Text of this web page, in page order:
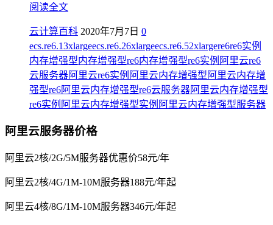
阅读全文
云计算百科 2020年7月7日 0
ecs.re6.13xlargeecs.re6.26xlargeecs.re6.52xlargere6re6实例
内存增强型内存增强型re6内存增强型re6实例 阿里云re6
云服务器阿里云re6实例 阿里云内存增强型 阿里云内存增
强型re6阿里云内存增强型re6云服务器阿里云内存增强型
re6实例 阿里云内存增强型实例 阿里云内存增强型服务器
阿里云服务器价格
阿里云2核/2G/5M服务器优惠价58元/年
阿里云2核/4G/1M-10M服务器188元/年起
阿里云4核/8G/1M-10M服务器346元/年起